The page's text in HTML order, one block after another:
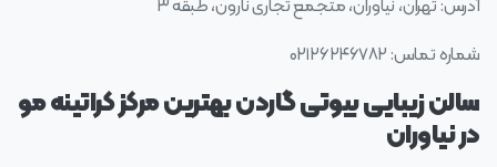
آدرس: تهران، نیاوران، متجمع تجاری نارون، طبقه ۳
شماره تماس: ۰۲۱۲۶۲۴۶۷۸۲
سالن زیبایی بیوتی گاردن بهترین مرکز کراتینه مو
در نیاوران